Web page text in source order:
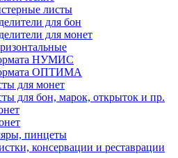
листы
для бон
для монет
НУМИС
ОПТИМА
для монет
для бон, марок, открыток и пр.
пинцеты
консервации и реставрации